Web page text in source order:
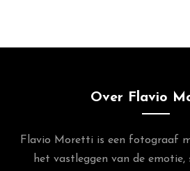
Over Flavio
Flavio Moretti is een fotograaf
het vastleggen van de emotie,